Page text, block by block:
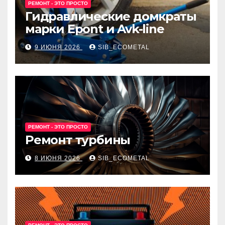
РЕМОНТ - ЭТО ПРОСТО
Гидравлические домкраты
марки Epont и Avk-line
9 ИЮНЯ 2026 SIB_ECOMETAL
РЕМОНТ - ЭТО ПРОСТО
Ремонт турбины
8 ИЮНЯ 2026 SIB_ECOMETAL